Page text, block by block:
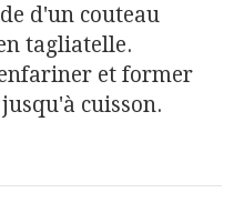
d'un couteau
tagliatelle.
et former
cuisson.